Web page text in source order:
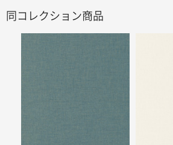
同コレクション商品